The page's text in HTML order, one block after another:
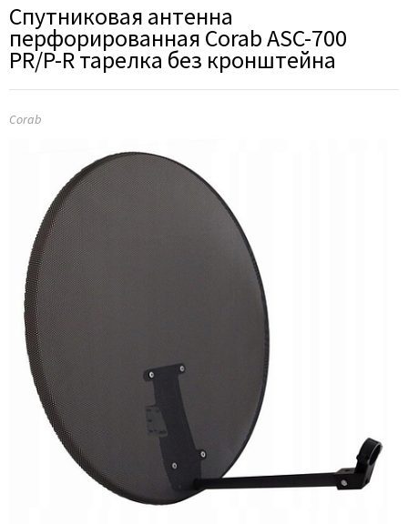
Спутниковая антенна
перфорированная Corab ASC-700
PR/P-R тарелка без кронштейна
Corab